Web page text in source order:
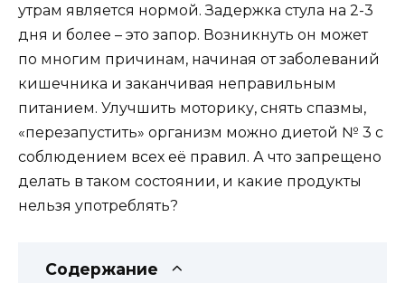
утрам является нормой. Задержка стула на 2-3
дня и более – это запор. Возникнуть он может
по многим причинам, начиная от заболеваний
кишечника и заканчивая неправильным
питанием. Улучшить моторику, снять спазмы,
«перезапустить» организм можно диетой № 3 с
соблюдением всех её правил. А что запрещено
делать в таком состоянии, и какие продукты
нельзя употреблять?
Содержание